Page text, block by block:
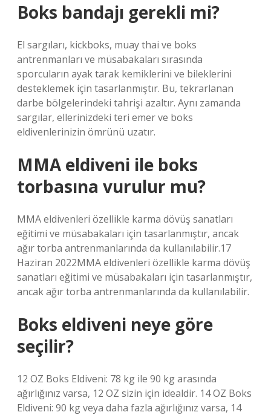
Boks bandajı gerekli mi?
El sargıları, kickboks, muay thai ve boks
antrenmanları ve müsabakaları sırasında
sporcuların ayak tarak kemiklerini ve bileklerini
desteklemek için tasarlanmıştır. Bu, tekrarlanan
darbe bölgelerindeki tahrişi azaltır. Aynı zamanda
sargılar, ellerinizdeki teri emer ve boks
eldivenlerinizin ömrünü uzatır.
MMA eldiveni ile boks
torbasına vurulur mu?
MMA eldivenleri özellikle karma dövüş sanatları
eğitimi ve müsabakaları için tasarlanmıştır, ancak
ağır torba antrenmanlarında da kullanılabilir.17
Haziran 2022MMA eldivenleri özellikle karma dövüş
sanatları eğitimi ve müsabakaları için tasarlanmıştır,
ancak ağır torba antrenmanlarında da kullanılabilir.
Boks eldiveni neye göre
seçilir?
12 OZ Boks Eldiveni: 78 kg ile 90 kg arasında
ağırlığınız varsa, 12 OZ sizin için idealdir. 14 OZ Boks
Eldiveni: 90 kg veya daha fazla ağırlığınız varsa, 14